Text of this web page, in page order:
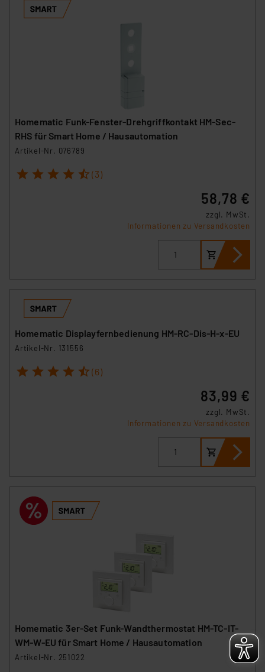
Homematic Funk-Fenster-Drehgriffkontakt HM-Sec-
RHS für Smart Home / Hausautomation
Artikel-Nr. 076789
1 2 3 4 5 (3)
58,78 €
zzgl. MwSt.
Informationen zu Versandkosten
Homematic Displayfernbedienung HM-RC-Dis-H-x-EU
Artikel-Nr. 131556
1 2 3 4 5 (6)
83,99 €
zzgl. MwSt.
Informationen zu Versandkosten
Homematic 3er-Set Funk-Wandthermostat HM-TC-IT-
WM-W-EU für Smart Home / Hausautomation
Artikel-Nr. 251022